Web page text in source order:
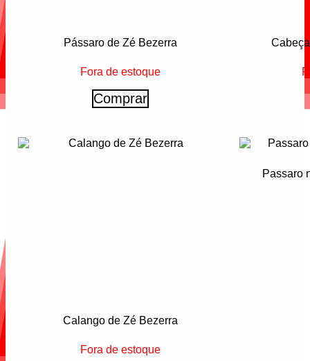
Pássaro de Zé Bezerra
Fora de estoque
Comprar
Calango de Zé Bezerra
Fora de estoque
Passaro